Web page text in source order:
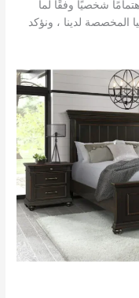
شخصيًا وفقًا لما
المخصصة لدينا ، ونؤكد